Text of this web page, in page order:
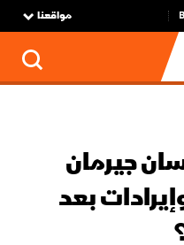
مواقعنا
جيرمان
بعد